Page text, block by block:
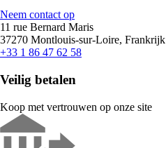
Neem contact op
11 rue Bernard Maris
37270 Montlouis-sur-Loire, Frankrijk
+33 1 86 47 62 58
Veilig betalen
Koop met vertrouwen op onze site